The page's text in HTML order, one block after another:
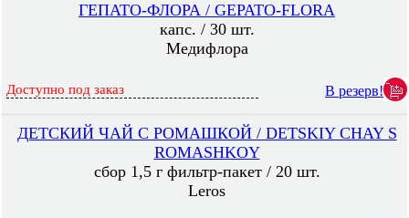
ГЕПАТО-ФЛОРА / GEPATO-FLORA
капс. / 30 шт.
Медифлора
Доступно под заказ В резерв!
ДЕТСКИЙ ЧАЙ С РОМАШКОЙ / DETSKIY CHAY S
ROMASHKOY
сбор 1,5 г фильтр-пакет / 20 шт.
Leros